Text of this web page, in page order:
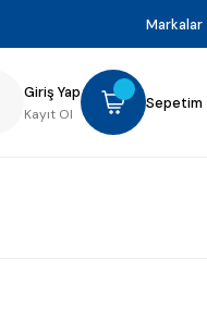
Markalar
Giriş Yap
Kayıt Ol
Sepetim